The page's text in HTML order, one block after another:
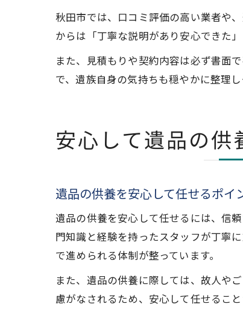
秋田市では、口コミ評価の高い業者や
からは「丁寧な説明があり安心できた
また、見積もりや契約内容は必ず書面
で、遺族自身の気持ちも穏やかに整理し
安心して遺品の供
遺品の供養を安心して任せるポイ
遺品の供養を安心して任せるには、信
門知識と経験を持ったスタッフが丁寧
で進められる体制が整っています。
また、遺品の供養に際しては、故人や
慮がなされるため、安心して任せるこ